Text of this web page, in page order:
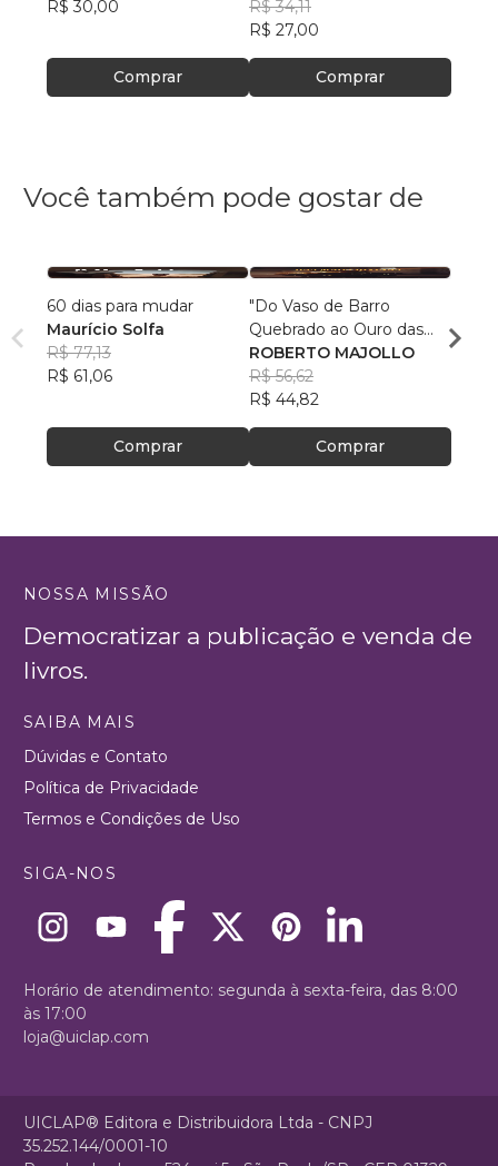
R$ 30,00
Comprar
Souza
R$ 34,11
R$ 27,00
Comprar
Você também pode gostar de
60 dias para mudar
Maurício Solfa
R$ 77,13
R$ 61,06
Comprar
"Do Vaso de Barro
Quebrado ao Ouro das
Mãos Divinas"
ROBERTO MAJOLLO
R$ 56,62
R$ 44,82
Comprar
NOSSA MISSÃO
Democratizar a publicação e venda de
livros.
SAIBA MAIS
Dúvidas e Contato
Política de Privacidade
Termos e Condições de Uso
SIGA-NOS
Horário de atendimento: segunda à sexta-feira, das 8:00
às 17:00
loja@uiclap.com
UICLAP® Editora e Distribuidora Ltda - CNPJ
35.252.144/0001-10